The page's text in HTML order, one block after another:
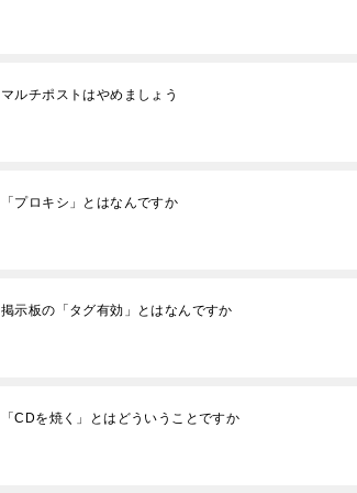
マルチポストはやめましょう
「プロキシ」とはなんですか
掲示板の「タグ有効」とはなんですか
「CDを焼く」とはどういうことですか